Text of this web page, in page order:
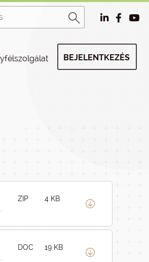
BEJELENTKEZÉS
ZIP 4 KB
DOC 19 KB